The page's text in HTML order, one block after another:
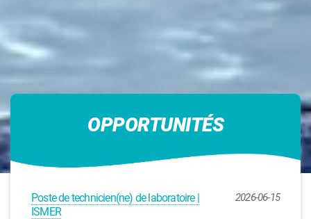
OPPORTUNITÉS
2026-06-15
Poste de technicien(ne) de laboratoire |
ISMER